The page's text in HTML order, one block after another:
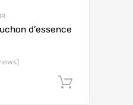
d’essence